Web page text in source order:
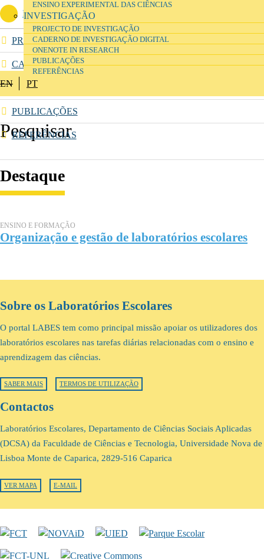
ENSINO EXPERIMENTAL DAS CIÊNCIAS
INVESTIGAÇÃO
PROJECTO DE INVESTIGAÇÃO
CADERNO DE INVESTIGAÇÃO DIGITAL
ONENOTE IN RESEARCH
PUBLICAÇÕES
REFERÊNCIAS
EN PT
Dados recolhidos no inquérito por questionário
PROJECTO DE INVESTIGAÇÃO
CADERNO DE INVESTIGAÇÃO DIGITAL
ONENOTE IN RESEARCH
PUBLICAÇÕES
REFERÊNCIAS
Destaque
ENSINO E FORMAÇÃO
Organização e gestão de laboratórios escolares
Sobre os Laboratórios Escolares
O portal LABES tem como principal missão apoiar os utilizadores dos
laboratórios escolares nas tarefas diárias relacionadas com o ensino e
aprendizagem das ciências.
SABER MAIS TERMOS DE UTILIZAÇÃO
Contactos
Laboratórios Escolares, Departamento de Ciências Sociais Aplicadas
(DCSA) da Faculdade de Ciências e Tecnologia, Universidade Nova de
Lisboa Monte de Caparica, 2829-516 Caparica
VER MAPA E-MAIL